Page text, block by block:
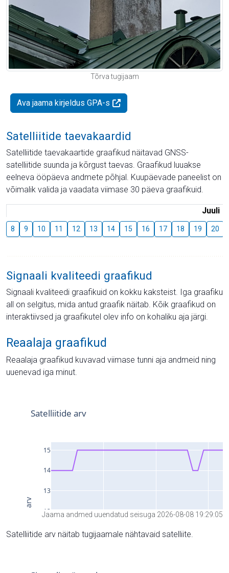
Tõrva tugijaam
Ava jaama kirjeldus GPA-s
Satelliitide taevakaardid
Satelliitide taevakaartide graafikud näitavad GNSS-
satelliitide suunda ja kõrgust taevas. Graafikud luuakse
eelneva ööpäeva andmete põhjal. Kuupäevade paneelist on
võimalik valida ja vaadata viimase 30 päeva graafikuid.
Juuli
8 9 10 11 12 13 14 15 16 17 18 19 20
Signaali kvaliteedi graafikud
Signaali kvaliteedi graafikuid on kokku kaksteist. Iga graafiku
all on selgitus, mida antud graafik näitab. Kõik graafikud on
interaktiivsed ja graafikutel olev info on kohaliku aja järgi.
Reaalaja graafikud
Reaalaja graafikud kuvavad viimase tunni aja andmeid ning
uuenevad iga minut.
Jaama andmed uuendatud seisuga 2026-08-08 19:29:05
Satelliitide arv näitab tugijaamale nähtavaid satelliite.